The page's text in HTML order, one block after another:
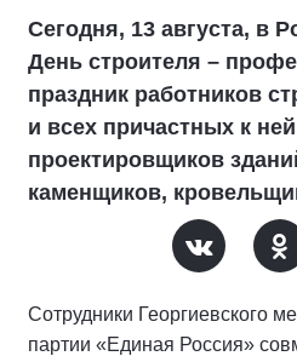
Сегодня, 13 августа, в
День строителя –
праздник работников
и всех причастных к
проектировщиков
каменщиков,
Сотрудники Георгиевского
партии «Единая Россия»